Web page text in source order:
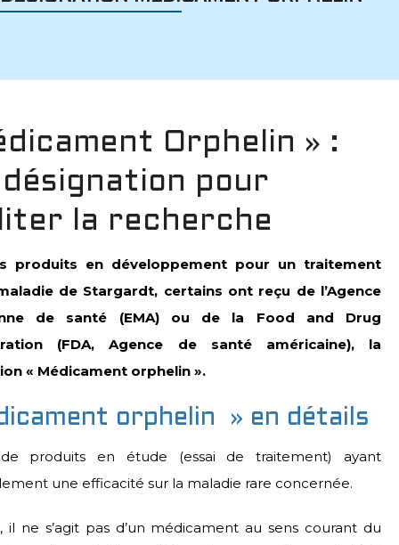
Orphelin » :
pour
la recherche
produits en développement pour un traitement
de Stargardt, certains ont reçu de l’Agence
de santé (EMA) ou de la Food and Drug
(FDA, Agence de santé américaine), la
« Médicament orphelin ».
orphelin » en détails
produits en étude (essai de traitement) ayant
une efficacité sur la maladie rare concernée.
il ne s’agit pas d’un médicament au sens courant du